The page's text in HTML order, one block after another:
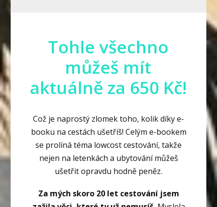
Tohle všechno
můžeš mít
aktuálně za 650 Kč!
Což je naprostý zlomek toho, kolik díky e-
booku na cestách ušetříš! Celým e-bookem
se prolíná téma lowcost cestování, takže
nejen na letenkách a ubytování můžeš
ušetřit opravdu hodně peněz.
Za mých skoro 20 let cestování jsem